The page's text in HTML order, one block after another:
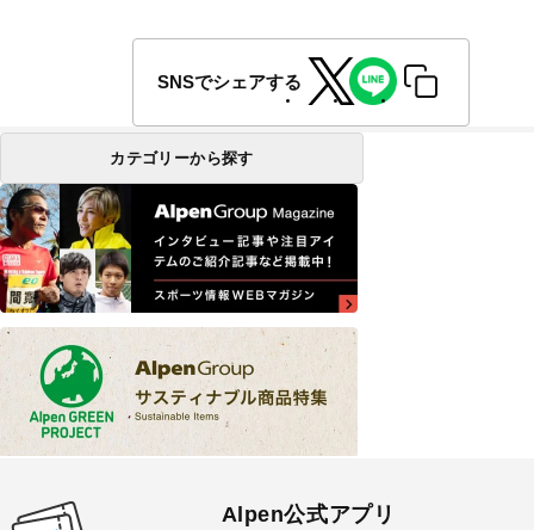
SNSでシェアする
カテゴリーから探す
Alpen公式アプリ